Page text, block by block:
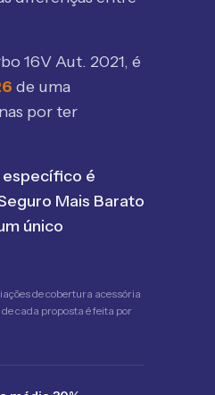
16V Aut. 2021, é
de uma
por ter
específico é
Mais Barato
único
de cobertura acessória
cada proposta é feita por